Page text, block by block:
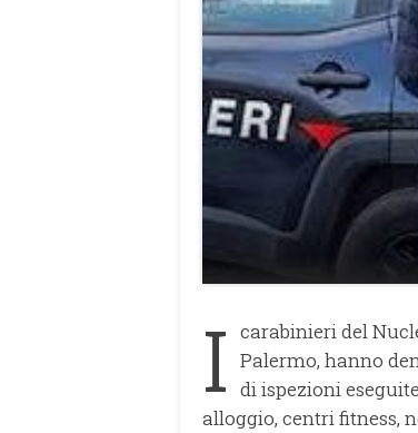
I carabinieri del
Palermo, hanno
di ispezioni
alloggio, centri fitness,